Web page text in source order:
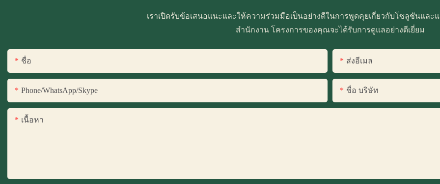
เราเปิดรับข้อเสนอแนะและให้ความร่วมมือเป็นอย่างดีในการพูดคุยเกี่ยวกับโซลูชันและ
สำนักงาน โครงการของคุณจะได้รับการดูแลอย่างดีเยี่ยม
ชื่อ ส่งอีเมล
Phone/WhatsApp/Skype ชื่อ บริษัท
เนื้อหา